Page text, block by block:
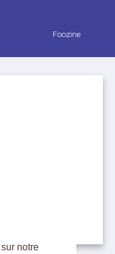
notre
Foozine
»
vous
des choix
ta vie il